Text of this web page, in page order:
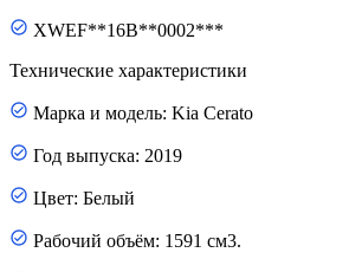
XWEF**16B**0002***
Технические характеристики
Марка и модель: Kia Cerato
Год выпуска: 2019
Цвет: Белый
Рабочий объём: 1591 см3.